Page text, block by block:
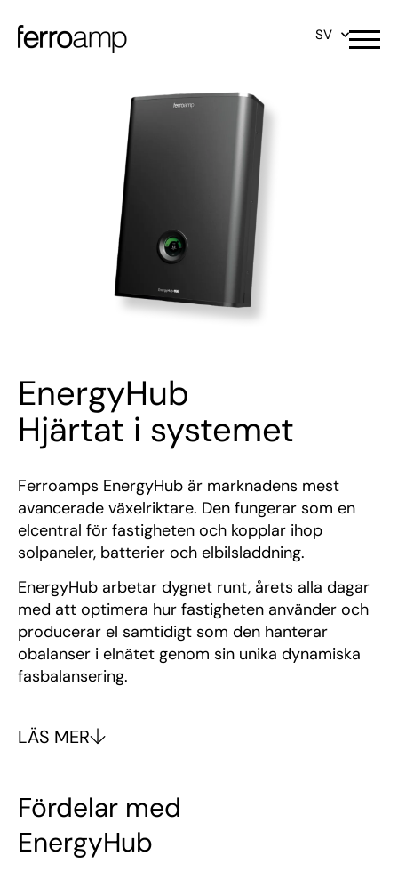
SV
EnergyHub
Hjärtat i systemet
Ferroamps EnergyHub är marknadens mest
avancerade växelriktare. Den fungerar som en
elcentral för fastigheten och kopplar ihop
solpaneler, batterier och elbilsladdning.
EnergyHub arbetar dygnet runt, årets alla dagar
med att optimera hur fastigheten använder och
producerar el samtidigt som den hanterar
obalanser i elnätet genom sin unika dynamiska
fasbalansering.
LÄS MER
Fördelar med
EnergyHub